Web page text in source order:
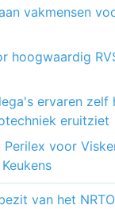
vakmensen
hoogwaardig
ervaren zelf
eruitziet
voor
van het